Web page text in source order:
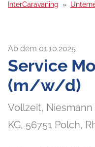
InterCaravaning
Ab dem 01.10.2025
Service
(m/w/d)
Vollzeit, Niesmann
KG, 56751 Polch,